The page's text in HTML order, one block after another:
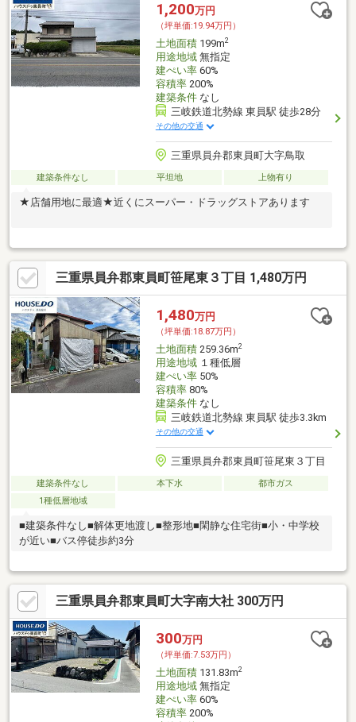
1,200万円
（坪単価:19.94万円）
土地面積199m2
用途地域無指定
建ぺい率60%
容積率200%
建築条件なし
三岐鉄道北勢線 東員駅 徒歩28分
その他の交通
三重県員弁郡東員町大字鳥取
建築条件なし 平坦地 上物有り
★店舗用地に最適★近くにスーパー・ドラッグストアあります
三重県員弁郡東員町笹尾東３丁目 1,480万円
1,480万円
（坪単価:18.87万円）
土地面積259.36m2
用途地域１種低層
建ぺい率50%
容積率80%
建築条件なし
三岐鉄道北勢線 東員駅 徒歩3.3km
その他の交通
三重県員弁郡東員町笹尾東３丁目
建築条件なし 本下水
都市ガス
1種低層地域
■建築条件なし■解体更地渡し■整形地■閑静な住宅街■小・中学校
が近い■バス停徒歩約3分
三重県員弁郡東員町大字南大社 300万円
300万円
（坪単価:7.53万円）
土地面積131.83m2
用途地域無指定
建ぺい率60%
容積率200%